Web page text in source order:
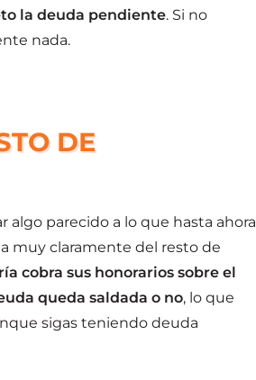
la deuda pendiente. Si no
nada.
DE
algo parecido a lo que hasta ahora
muy claramente del resto de
cobra sus honorarios sobre el
queda saldada o no, lo que
sigas teniendo deuda